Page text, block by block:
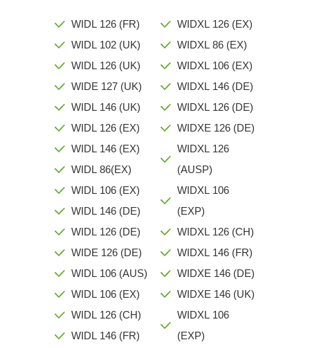
WIDL 126 (FR)
WIDL 102 (UK)
WIDL 126 (UK)
WIDE 127 (UK)
WIDL 146 (UK)
WIDL 126 (EX)
WIDL 146 (EX)
WIDL 86(EX)
WIDL 106 (EX)
WIDL 146 (DE)
WIDL 126 (DE)
WIDE 126 (DE)
WIDL 106 (AUS)
WIDL 106 (EX)
WIDL 126 (CH)
WIDL 146 (FR)
WIDXL 126 (EX)
WIDXL 86 (EX)
WIDXL 106 (EX)
WIDXL 146 (DE)
WIDXL 126 (DE)
WIDXE 126 (DE)
WIDXL 126
(AUSP)
WIDXL 106
(EXP)
WIDXL 126 (CH)
WIDXL 146 (FR)
WIDXE 146 (DE)
WIDXE 146 (UK)
WIDXL 106
(EXP)